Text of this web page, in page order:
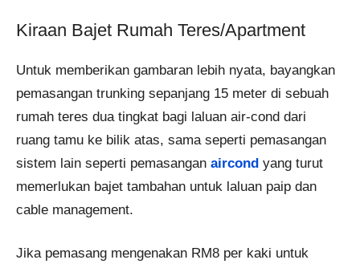
Kiraan Bajet Rumah Teres/Apartment
Untuk memberikan gambaran lebih nyata, bayangkan
pemasangan trunking sepanjang 15 meter di sebuah
rumah teres dua tingkat bagi laluan air-cond dari
ruang tamu ke bilik atas, sama seperti pemasangan
sistem lain seperti pemasangan aircond yang turut
memerlukan bajet tambahan untuk laluan paip dan
cable management.
Jika pemasang mengenakan RM8 per kaki untuk